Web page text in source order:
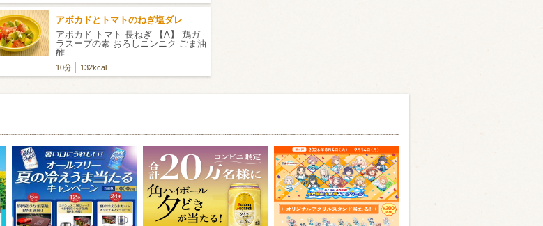
アボカドとトマトのねぎ塩ダレ
アボカド トマト 長ねぎ 【A】 鶏ガ
ラスープの素 おろしニンニク ごま油
酢
10分 132kcal